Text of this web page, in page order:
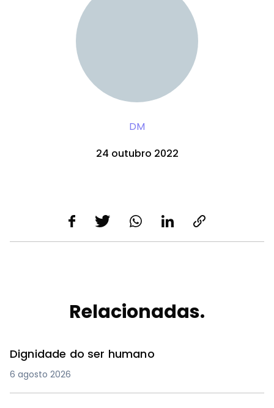
DM
24 outubro 2022
Relacionadas.
Dignidade do ser humano
6 agosto 2026